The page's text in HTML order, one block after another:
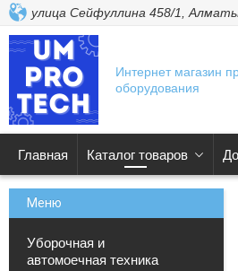
улица Сейфуллина 458/1,
Интернет магазин
оборудования
Главная Каталог товаров
Уборочная и
автомоечная техника